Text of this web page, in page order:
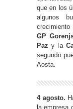
que en los
algunos
GP
Paz y la
segundo
Aosta.
4 agosto.
la empresa